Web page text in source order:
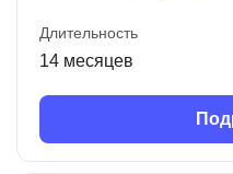
Длительность
14 месяцев